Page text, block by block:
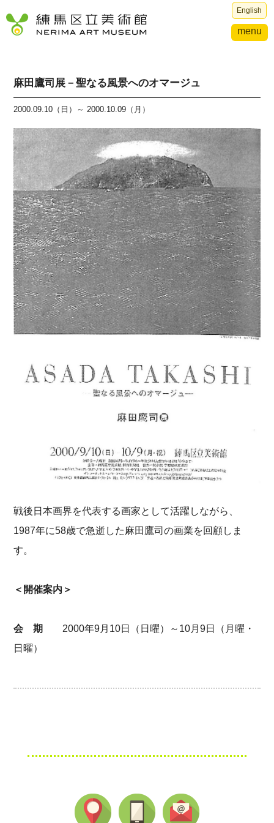
English
menu
麻田鷹司展－聖なる風景へのオマージュ
2000.09.10（日）～ 2000.10.09（月）
戦後日本画界を代表する画家として活躍しながら、
1987年に58歳で急逝した麻田鷹司の画業を回顧しま
す。
＜開催案内＞
会 期
2000年9月10日（日曜）～10月9日（月曜・
日曜）